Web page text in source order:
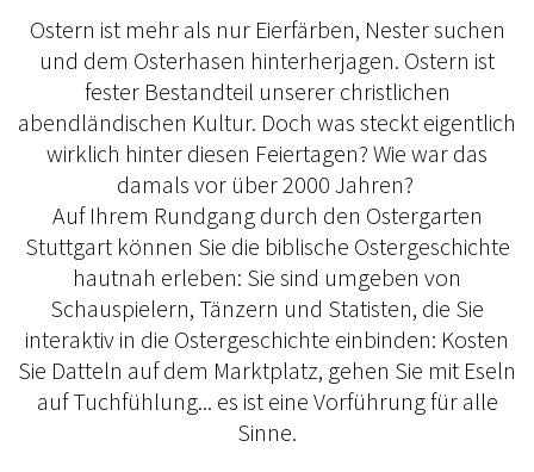
Ostern ist mehr als nur Eierfärben, Nester suchen
und dem Osterhasen hinterherjagen. Ostern ist
fester Bestandteil unserer christlichen
abendländischen Kultur. Doch was steckt eigentlich
wirklich hinter diesen Feiertagen? Wie war das
damals vor über 2000 Jahren?
Auf Ihrem Rundgang durch den Ostergarten
Stuttgart können Sie die biblische Ostergeschichte
hautnah erleben: Sie sind umgeben von
Schauspielern, Tänzern und Statisten, die Sie
interaktiv in die Ostergeschichte einbinden: Kosten
Sie Datteln auf dem Marktplatz, gehen Sie mit Eseln
auf Tuchfühlung... es ist eine Vorführung für alle
Sinne.